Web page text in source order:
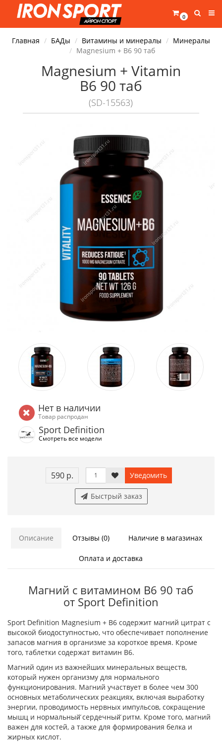
0
Главная БАДы Витамины и минералы
Минералы
Magnesium + B6 90 таб
Magnesium + Vitamin
B6 90 таб
(SD-15563)
Нет в наличии
Товар распродан
Sport Definition
Смотреть все модели
590 р. Уведомить
Быстрый заказ
Описание Отзывы (0) Наличие в магазинах
Оплата и доставка
Магний с витамином B6 90 таб
от Sport Definition
Sport Definition Magnesium + B6 содержит магний цитрат с
высокой биодоступностью, что обеспечивает пополнение
запасов магния в организме за короткое время. Кроме
того, таблетки содержат витамин B6.
Магний один из важнейших минеральных веществ,
который нужен организму для нормального
функционирования. Магний участвует в более чем 300
основных метаболических реакциях, включая выработку
энергии, проводимость нервных импульсов, сокращение
мышц и нормальный̆ сердечный̆ ритм. Кроме того, магний
важен для костей, а также для формирования белка и
жирных кислот.